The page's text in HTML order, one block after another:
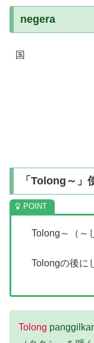
negera
国
「Tolong～」
Tolong～（～
Tolongの後に
Tolong